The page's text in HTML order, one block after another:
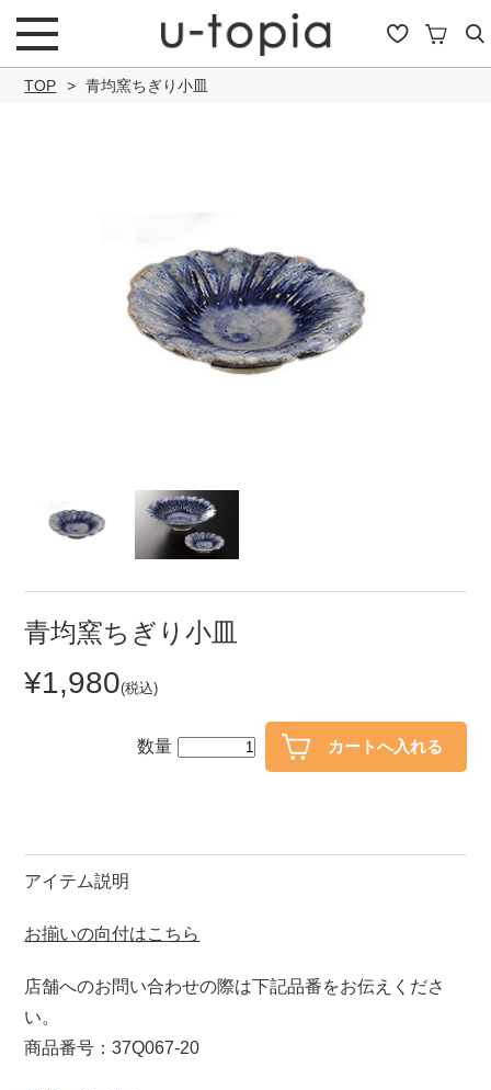
キーワード
セール
アイテム
カレー皿・パスタ皿 ランチプレート・仕切皿
蓋物 中鉢
小丼
急須
ロックカップ
TOP 青均窯ちぎり小皿
青均窯ちぎり小皿
¥1,980(税込)
数量
アイテム説明
お揃いの向付はこちら
店舗へのお問い合わせの際は下記品番をお伝えくださ
い。
商品番号：37Q067-20